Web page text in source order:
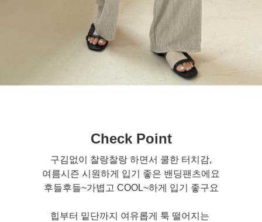
Check Point
구김없이 찰랑찰랑 하면서 쿨한 터치감,
여름시즌 시원하게 입기 좋은 밴딩팬츠에요
후들후들~가볍고 COOL~하게 입기 좋구요
힙부터 밑단까지 여유롭게 툭 떨어지는